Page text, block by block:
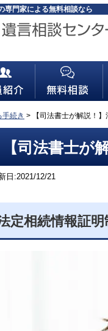
専門家による無料相談なら
続き > 【司法書士が解説！
【司法書士が
日:2021/12/21
定相続情報証